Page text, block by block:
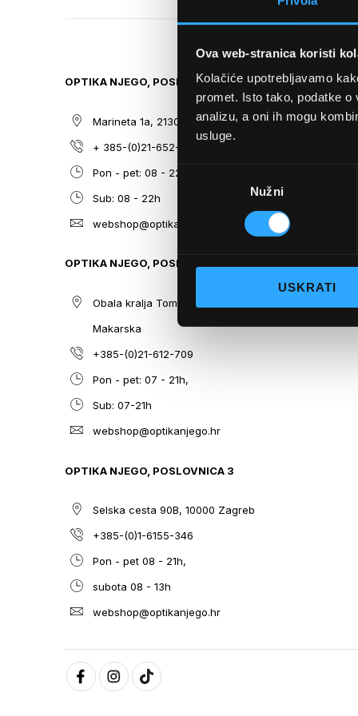
Ova web-stranica koristi
Kolačiće upotrebljavamo
promet. Isto tako, podatke
analizu, a oni ih mogu
usluge.
Odabir
Nužni
USKRATI
THE
THE
GALLERY
OPTIKA NJEGO, POSLOVNICA 1
Marineta 1a, 21300 Makarska
+ 385-(0)21-652-102
Pon - pet: 08 - 22h,
Sub: 08 - 22h
webshop@optikanjego.hr
OPTIKA NJEGO, POSLOVNICA 2
Obala kralja Tomislava 14, 21300
Makarska
+385-(0)21-612-709
Pon - pet: 07 - 21h,
Sub: 07-21h
webshop@optikanjego.hr
OPTIKA NJEGO, POSLOVNICA 3
Selska cesta 90B, 10000 Zagreb
+385-(0)1-6155-346
Pon - pet 08 - 21h,
subota 08 - 13h
webshop@optikanjego.hr
SITEMAP
O nama
Optika